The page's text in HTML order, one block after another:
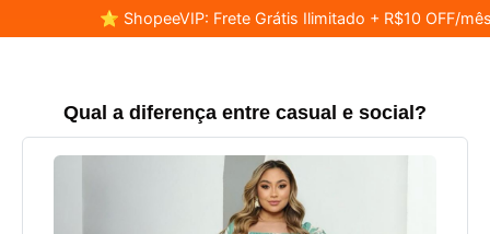
⭐ ShopeeVIP: Frete Grátis Ilimitado + R$10 OFF/
Qual a diferença entre casual e social?